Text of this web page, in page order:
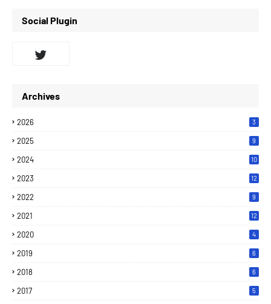
Social Plugin
Archives
2026 3
2025 9
2024 10
2023 12
2022 9
2021 12
2020 4
2019 6
2018 6
2017 5